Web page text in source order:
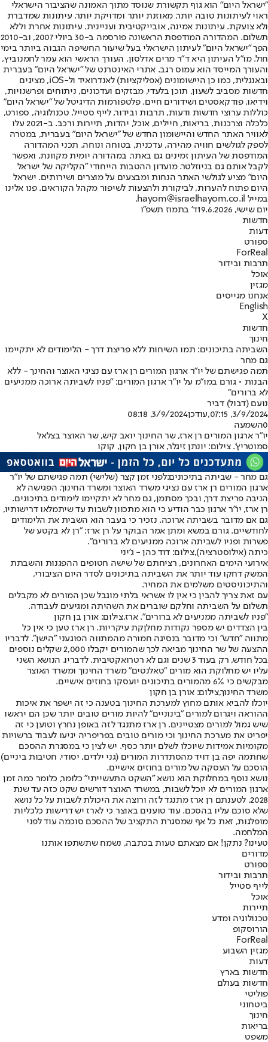
"ישראל היום" הוא גוף תקשורת שנוסד מתוך האמונה שהציבור הישראלי
ראוי לעיתונות טובה יותר, מאוזנת יותר ומדויקת יותר. עיתונות שמדברת
ולא צועקת. עיתונות אמינה, אובייקטיבית ועניינית. עיתונות אחרת וללא
תשלום. המהדורה המודפסת הראשונה פורסמה ב-30 ביולי 2007, וב-2010
הפך "ישראל היום" לעיתון הישראלי בעל שיעור החשיפה הגבוה ביותר בימי
חול. מו"ל העיתון היא ד"ר מרים אדלסון. העורך הראשי הוא עמר לחמנוביץ,
והעורך המייסד הוא עמוס רגב. אתרי האינטרנט של "ישראל היום" בעברית
ובאנגלית, כמו כן היישומונים (אפליקציות) לאנדרואיד ול-iOS, מציגים
חדשות מסביב לשעון, תוכן בלעדי, מבזקים ועדכונים, ניתוחים ופרשנויות,
וידיאו, פודקאסטים ושידורים חיים. פלטפורמות הדיגיטל של "ישראל היום"
כוללות ערוצי חדשות ודעות, תרבות ובידור, לייף סטייל, טכנולוגיה, ספורט,
כלכלה וצרכנות, בריאות, חיילים, אוכל, יהדות, תיירות ורכב. ב-2021 עלו
לאוויר האתר החדש והיישומון החדש של "ישראל היום" בעברית, במטרה
לספק לגולשים חוויה מהירה, עדכנית, בטוחה ונוחה. תכני המהדורה
המודפסת של העיתון זמינים גם באתר, במהדורה יומית מקוונת, ואפשר
לקבל אותם גם בניוזלטר. מועדון ההטבות הייחודי "הקליקה של ישראל
היום" מציע לגולשי האתר הנחות ומבצעים על מוצרים ושירותים. ישראל
היום פתוח להערות, לביקורת ולהצעות לשיפור מקהל הקוראים. פנו אלינו
במייל hayom@israelhayom.co.il.
יום שישי, 19.6.2026
ד' בתמוז תשפ"ו
חדשות
דעות
ספורט
ForReal
תרבות ובידור
אוכל
מגזין
אנחנו מגייסים
English
X
חדשות
חינוך
השביתה בתיכונים: תמו השיחות ללא פריצת דרך - הלימודים לא יתקיימו
גם מחר
תמה פגישתם של יו"ר ארגון המורים רן ארז עם נציגי האוצר והחינך - ללא
הבנות • גורם במו"מ על יו"ר ארגון המורים: "פניו לשביתה ארוכה ממניעים
לא ברורים"
נועם (דבול) דביר
3/9/2024, 07:15
,עודכן3/9/2024, 08:18
0השמעה
יו"ר ארגון המורים רן ארז, שר החינוך יואב קיש, שר האוצר בצלאל
סמוטריץ'. צילום: יונתן זיגלר, אורן בן חקון, קוקו
גם מחר - שביתה בתיכונים:לפני זמן קצר (שלישי) תמה פגישתם של יו"ר
ארגון המורים רן ארז עם נציגי משרד האוצר ומשרד החינוך. הפגישה לא
הניבה פריצת דרך, ובכך מסתמן, גם מחר לא יתקיימו לימודים בתיכונים.
רן ארז, יו"ר ארגון כבר הודיע כי הוא מתכוון לשבות עד שיתמלאו דרישותיו,
גם אם מדובר בשביתה ארוכה. נזכיר כי בעבר הוא השבית את הלימודים
לחודשיים. גורם במשא ומתן אמר הבוקר על רן ארז: "רן לא בקטע של
פשרות ופניו לשביתה ארוכה ממניעים לא ברורים".
כיתה (אילוסטרציה),צילום: דוד כהן - ג'יני
אירועי הימים האחרונים, רציחתם של שישה חטופים ההפגנות והשבתת
המשק דחקו עוד יותר את השביתה בתיכונים לסדר היום הציבורי,
והתיכוניסטים משלמים את המחיר.
עם זאת צריך להבין כי אין לו אשראי בלתי מוגבל שכן המורים לא מקבלים
תשלום על השביתה וחלקם שוברים את השהיתה ומגיעים לעבודה.
"פניו לשביתה ממניעים לא ברורים". ארז,צילום: אורן בן חקון
בין הצדדים יש מספר נקודות מחלןקת עיקריות. רן ארז טען כי אין כל
מתווה "חדש" וכי מדובר בנסיגה חמורה מהמתווה הפוגעני "הישן". לדבריו
ההצעה של שר החינוך מביאה לכך שהמורים יקבלו 2,000 שקלים נוספים
בכל חודש, רק בעוד 3 שנים וגם לא רטרואקטיבית. לדבריו. הנושא השני
עליו יש מחלוקת הוא מורים "טאלנטים" משרד החינוך ומשרד האוצר
מבקשים כי 6% מהמורים בתיכונים יועסקו בחוזים אישיים.
משרד החינוך,צילום: אורן בן חקון
יוכלו להביא אותם מחוץ למערכת החינוך בטענה כי זה ישפר את איכות
ההוראה ויגרום למורים "בינוניים" להיות מורים טובים יותר שכן הם יראשו
שיש גמול למורים מצטיינים. רן ארז מתנגד לזה באופן נחרץ וטוען כי זה
יפריט את מערכת החינוך וכי מורים טובים בפריפריה יגיעו לעבוד ברשויות
מקומיות אמידות שיוכלו לשלם יותר כסף. יש לצין כי במסגרת ההסכם
שחתמה יפה בן דויד מהסתדרות המורים (גני ילדים, יסודי, חטיבות ביניים)
הוסכם על העסקה של מורים בחוזים אישיים.
נושא נוסף במחלוקת הוא נושא "השקט התעשייתי" כלומר, כלומר כמה זמן
ארגון המורים לא יוכל לשבות, במשרד האוצר דורשים שקט כזה עד שנת
2028. לטענתם רן ארז מתנגד לזה ורוצה את היכולת לשבות על כל נושא
שלא סוכם עליו בהסכם. עוד טוענים באוצר כי לארז יש דרישות כלכליות
מופלגות, זאת כל אף שמסגרת התקציב של ההסכם סוכמה עוד לפני
המלחמה.
טעינו? נתקן! אם מצאתם טעות בכתבה, נשמח שתשתפו אותנו
מדורים
ספורט
תרבות ובידור
לייף סטייל
אוכל
תיירות
טכנולוגיה ומדע
הורוסקופ
ForReal
מגזין השבוע
דעות
חדשות בארץ
חדשות בעולם
פוליטי
ביטחוני
חינוך
בריאות
משפט